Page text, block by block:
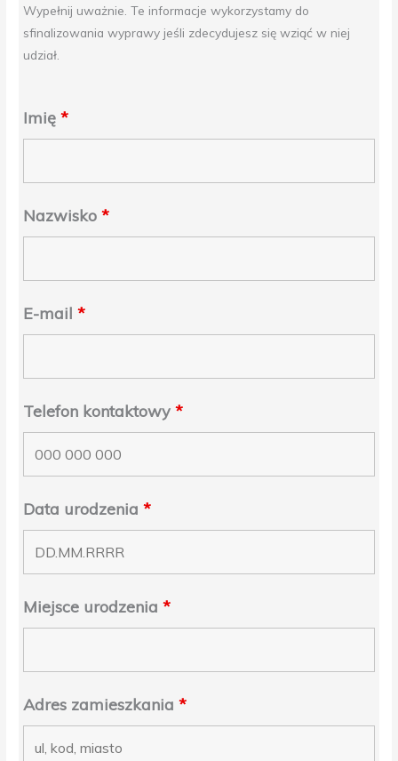
Wypełnij uważnie. Te informacje wykorzystamy do
sfinalizowania wyprawy jeśli zdecydujesz się wziąć w niej
udział.
Imię*
Nazwisko*
E-mail*
Telefon kontaktowy*
Data urodzenia*
Miejsce urodzenia*
Adres zamieszkania*